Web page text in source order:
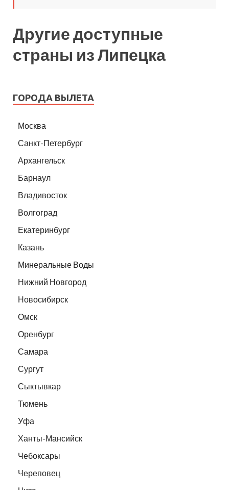
Другие доступные
страны из Липецка
ГОРОДА ВЫЛЕТА
Москва
Санкт-Петербург
Архангельск
Барнаул
Владивосток
Волгоград
Екатеринбург
Казань
Минеральные Воды
Нижний Новгород
Новосибирск
Омск
Оренбург
Самара
Сургут
Сыктывкар
Тюмень
Уфа
Ханты-Мансийск
Чебоксары
Череповец